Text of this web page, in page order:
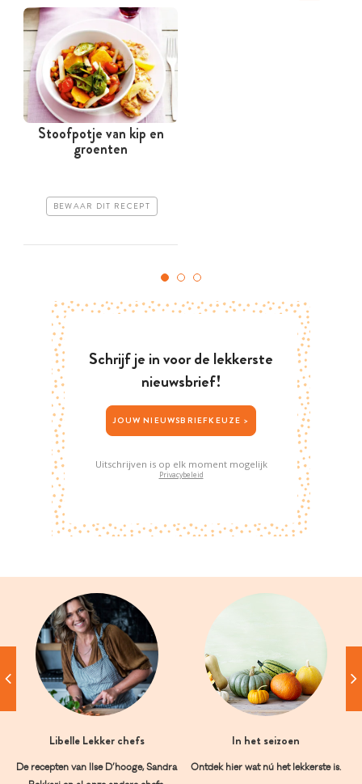
Stoofpotje van kip en
groenten
BEWAAR DIT RECEPT
Schrijf je in voor de lekkerste
nieuwsbrief!
JOUW NIEUWSBRIEFKEUZE >
Uitschrijven is op elk moment mogelijk
Privacybeleid
Libelle Lekker chefs
De recepten van Ilse D’hooge, Sandra
In het seizoen
Ontdek hier wat nú het lekkerste is.